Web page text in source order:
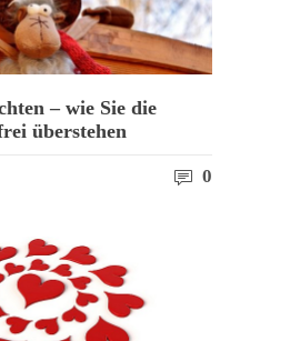
– wie Sie die
überstehen
0